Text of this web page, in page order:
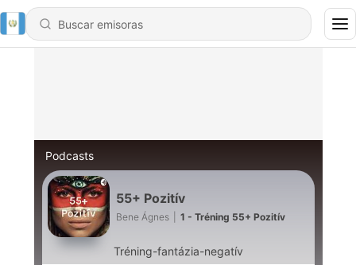
Podcasts
55+ Pozitív
Bene Ágnes 1 - Tréning 55+ Pozitív
Tréning-fantázia-negatív